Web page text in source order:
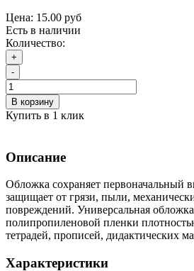
Цена: 15.00 руб
Есть в наличии
Количество:
+
-
В корзину
Купить в 1 клик
Описание
Обложка сохраняет первоначальный
защищает от грязи, пыли,
повреждений. Универсальная
полипропиленовой пленки
тетрадей, прописей, дидактических
Характеристики